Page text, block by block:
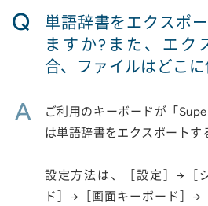
Q
単語辞書をエクスポ
ますか?また、エク
合、ファイルはどこ
A
ご利用のキーボードが「
は単語辞書をエクスポートす
設定方法は、［設定］→［
ド］→［画面キーボード］→